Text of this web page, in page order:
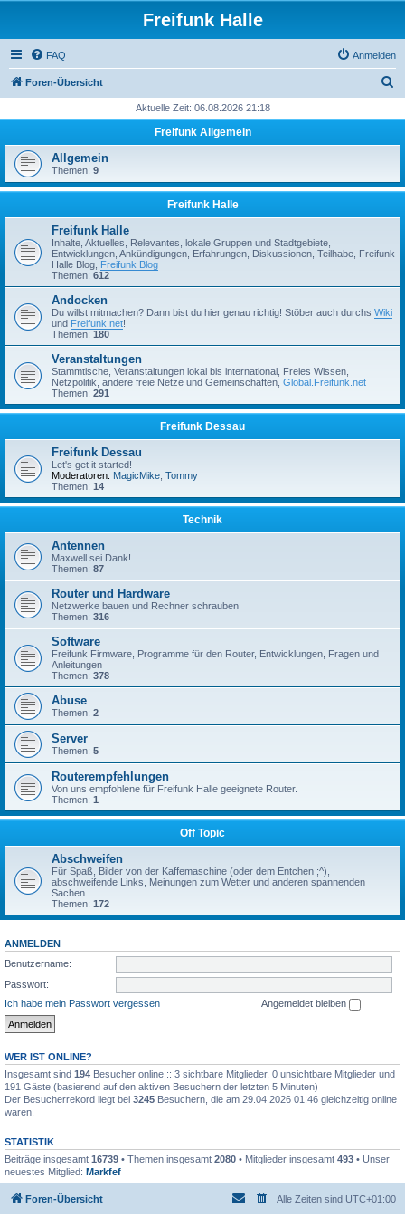
Freifunk Halle
FAQ Anmelden
Foren-Übersicht
h
Aktuelle Zeit: 06.08.2026 21:18
Freifunk Allgemein
Allgemein
Themen: 9
Freifunk Halle
Freifunk Halle
Inhalte, Aktuelles, Relevantes, lokale Gruppen und Stadtgebiete,
Entwicklungen, Ankündigungen, Erfahrungen, Diskussionen, Teilhabe, Freifunk
Halle Blog, Freifunk Blog
Themen: 612
Andocken
Du willst mitmachen? Dann bist du hier genau richtig! Stöber auch durchs Wiki
und Freifunk.net!
Themen: 180
Veranstaltungen
Stammtische, Veranstaltungen lokal bis international, Freies Wissen,
Netzpolitik, andere freie Netze und Gemeinschaften, Global.Freifunk.net
Themen: 291
Freifunk Dessau
Freifunk Dessau
Let's get it started!
Moderatoren: MagicMike Tommy
Themen: 14
Technik
Antennen
Maxwell sei Dank!
Themen: 87
Router und Hardware
Netzwerke bauen und Rechner schrauben
Themen: 316
Software
Freifunk Firmware, Programme für den Router, Entwicklungen, Fragen und
Anleitungen
Themen: 378
Abuse
Themen: 2
Server
Themen: 5
Routerempfehlungen
Von uns empfohlene für Freifunk Halle geeignete Router.
Themen: 1
Off Topic
Abschweifen
Für Spaß, Bilder von der Kaffemaschine (oder dem Entchen ;^),
abschweifende Links, Meinungen zum Wetter und anderen spannenden
Sachen.
Themen: 172
ANMELDEN
Benutzername:
Passwort:
Ich habe mein Passwort vergessen
Angemeldet bleiben
WER IST ONLINE?
Insgesamt sind 194 Besucher online :: 3 sichtbare Mitglieder, 0 unsichtbare Mitglieder und
191 Gäste (basierend auf den aktiven Besuchern der letzten 5 Minuten)
Der Besucherrekord liegt bei 3245 Besuchern, die am 29.04.2026 01:46 gleichzeitig online
waren.
STATISTIK
Beiträge insgesamt 16739 • Themen insgesamt 2080 • Mitglieder insgesamt 493 • Unser
neuestes Mitglied: Markfef
Foren-Übersicht Alle Zeiten sind UTC+01:00